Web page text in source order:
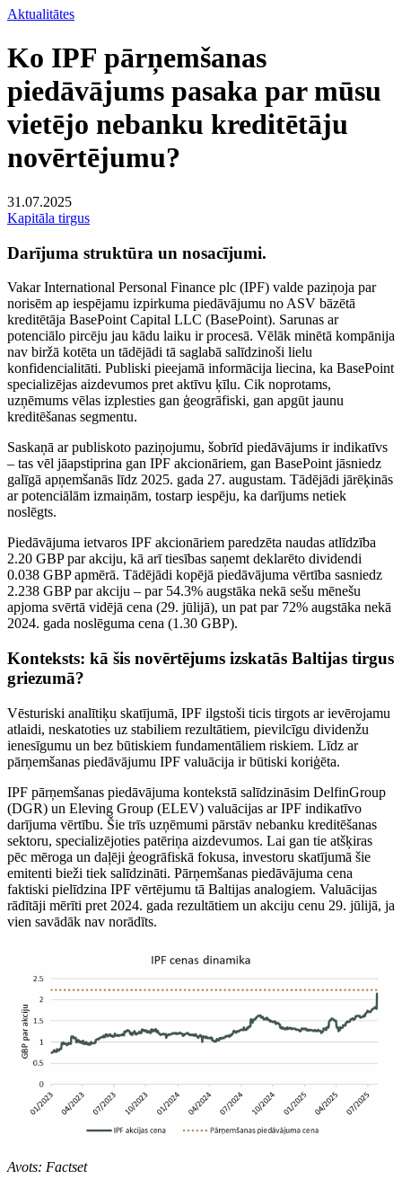
Aktualitātes
Ko IPF pārņemšanas
piedāvājums pasaka par mūsu
vietējo nebanku kreditētāju
novērtējumu?
31.07.2025
Kapitāla tirgus
Darījuma struktūra un nosacījumi.
Vakar International Personal Finance plc (IPF) valde paziņoja par
norisēm ap iespējamu izpirkuma piedāvājumu no ASV bāzētā
kreditētāja BasePoint Capital LLC (BasePoint). Sarunas ar
potenciālo pircēju jau kādu laiku ir procesā. Vēlāk minētā kompānija
nav biržā kotēta un tādējādi tā saglabā salīdzinoši lielu
konfidencialitāti. Publiski pieejamā informācija liecina, ka BasePoint
specializējas aizdevumos pret aktīvu ķīlu. Cik noprotams,
uzņēmums vēlas izplesties gan ģeogrāfiski, gan apgūt jaunu
kreditēšanas segmentu.
Saskaņā ar publiskoto paziņojumu, šobrīd piedāvājums ir indikatīvs
– tas vēl jāapstiprina gan IPF akcionāriem, gan BasePoint jāsniedz
galīgā apņemšanās līdz 2025. gada 27. augustam. Tādējādi jārēķinās
ar potenciālām izmaiņām, tostarp iespēju, ka darījums netiek
noslēgts.
Piedāvājuma ietvaros IPF akcionāriem paredzēta naudas atlīdzība
2.20 GBP par akciju, kā arī tiesības saņemt deklarēto dividendi
0.038 GBP apmērā. Tādējādi kopējā piedāvājuma vērtība sasniedz
2.238 GBP par akciju – par 54.3% augstāka nekā sešu mēnešu
apjoma svērtā vidējā cena (29. jūlijā), un pat par 72% augstāka nekā
2024. gada noslēguma cena (1.30 GBP).
Konteksts: kā šis novērtējums izskatās Baltijas tirgus
griezumā?
Vēsturiski analītiķu skatījumā, IPF ilgstoši ticis tirgots ar ievērojamu
atlaidi, neskatoties uz stabiliem rezultātiem, pievilcīgu dividenžu
ienesīgumu un bez būtiskiem fundamentāliem riskiem. Līdz ar
pārņemšanas piedāvājumu IPF valuācija ir būtiski koriģēta.
IPF pārņemšanas piedāvājuma kontekstā salīdzināsim DelfinGroup
(DGR) un Eleving Group (ELEV) valuācijas ar IPF indikatīvo
darījuma vērtību. Šie trīs uzņēmumi pārstāv nebanku kreditēšanas
sektoru, specializējoties patēriņa aizdevumos. Lai gan tie atšķiras
pēc mēroga un daļēji ģeogrāfiskā fokusa, investoru skatījumā šie
emitenti bieži tiek salīdzināti. Pārņemšanas piedāvājuma cena
faktiski pielīdzina IPF vērtējumu tā Baltijas analogiem. Valuācijas
rādītāji mērīti pret 2024. gada rezultātiem un akciju cenu 29. jūlijā, ja
vien savādāk nav norādīts.
Avots: Factset